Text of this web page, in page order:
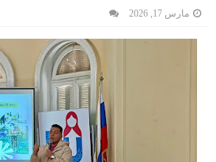
مارس 17, 2026